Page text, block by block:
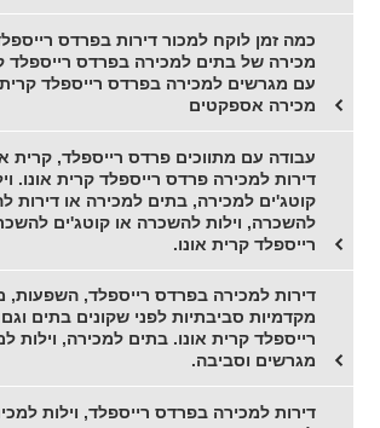
כמה זמן לוקח למכור דירות בפרדס
מכירה של בתים למכירה בפרדס רייספלד
עם מגרשים למכירה בפרדס רייספלד קרית
מכירה אספקטים
דירות למכירה פרדס רייספלד קרית אונו.
קוטג'ים למכירה, בתים למכירה או דירות
להשכרה, וילות להשכרה או קוטג'ים
רייספלד קרית אונו.
דירות למכירה בפרדס רייספלד, השפעות,
מקדמיות סביבתיות לפני שקונים בתים
רייספלד קרית אונו. בתים למכירה, וילות
מגרשים וסביבה.
דירות למכירה בפרדס רייספלד, וילות